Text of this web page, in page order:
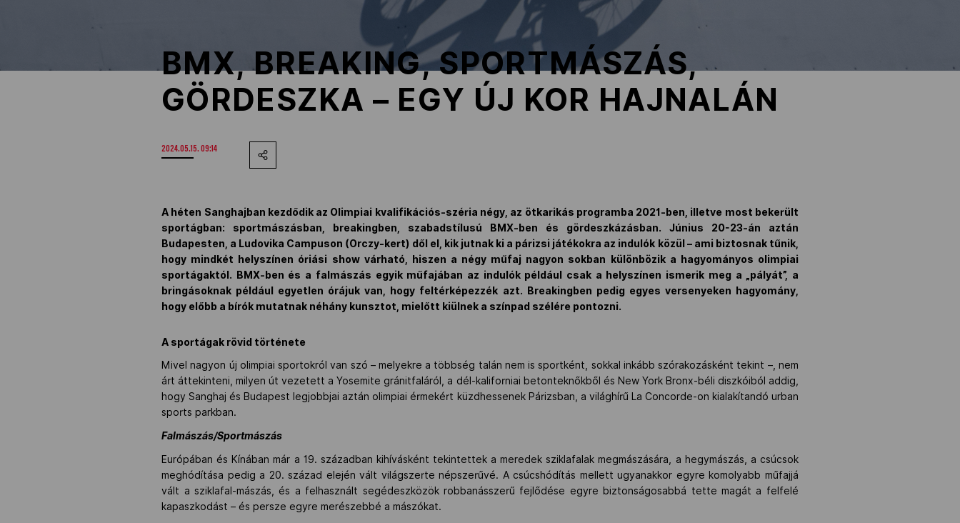
BMX, BREAKING, SPORTMÁSZÁS,
GÖRDESZKA – EGY ÚJ KOR HAJNALÁN
2024.05.15. 09:14
A héten Sanghajban kezdődik az Olimpiai kvalifikációs-széria négy, az ötkarikás programba 2021-ben, illetve most bekerült
sportágban: sportmászásban, breakingben, szabadstílusú BMX-ben és gördeszkázásban. Június 20-23-án aztán
Budapesten, a Ludovika Campuson (Orczy-kert) dől el, kik jutnak ki a párizsi játékokra az indulók közül – ami biztosnak tűnik,
hogy mindkét helyszínen óriási show várható, hiszen a négy műfaj nagyon sokban különbözik a hagyományos olimpiai
sportágaktól. BMX-ben és a falmászás egyik műfajában az indulók például csak a helyszínen ismerik meg a „pályát”, a
bringásoknak például egyetlen órájuk van, hogy feltérképezzék azt. Breakingben pedig egyes versenyeken hagyomány,
hogy előbb a bírók mutatnak néhány kunsztot, mielőtt kiülnek a színpad szélére pontozni.
A sportágak rövid története
Mivel nagyon új olimpiai sportokról van szó – melyekre a többség talán nem is sportként, sokkal inkább szórakozásként tekint –, nem
árt áttekinteni, milyen út vezetett a Yosemite gránitfaláról, a dél-kaliforniai betonteknőkből és New York Bronx-béli diszkóiból addig,
hogy Sanghaj és Budapest legjobbjai aztán olimpiai érmekért küzdhessenek Párizsban, a világhírű La Concorde-on kialakítandó urban
sports parkban.
Falmászás/Sportmászás
Európában és Kínában már a 19. században kihívásként tekintettek a meredek sziklafalak megmászására, a hegymászás, a csúcsok
meghódítása pedig a 20. század elején vált világszerte népszerűvé. A csúcshódítás mellett ugyanakkor egyre komolyabb műfajjá
vált a sziklafal-mászás, és a felhasznált segédeszközök robbanásszerű fejlődése egyre biztonságosabbá tette magát a felfelé
kapaszkodást – és persze egyre merészebbé a mászókat.